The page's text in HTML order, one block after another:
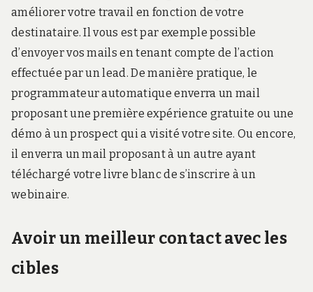
améliorer votre travail en fonction de votre
destinataire. Il vous est par exemple possible
d’envoyer vos mails en tenant compte de l’action
effectuée par un lead. De manière pratique, le
programmateur automatique enverra un mail
proposant une première expérience gratuite ou une
démo à un prospect qui a visité votre site. Ou encore,
il enverra un mail proposant à un autre ayant
téléchargé votre livre blanc de s’inscrire à un
webinaire.
Avoir un meilleur contact avec les
cibles